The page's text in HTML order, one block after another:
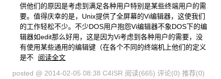
供他们的原因是考虑到满足各种用户特别是某些终端用户的需
要。值得庆幸的是，Unix提供了全屏幕的Vi编辑器，这使我们
的工作轻松不少。不少DOS用户抱怨Vi编辑器不象DOS下的编
辑器如edit那么好用，这是因为Vi考虑到各种用户的需要，没
有使用某些通用的编辑键（在各个不同的终端机上他们的定义
是不
阅读全文
posted @ 2014-02-05 08:38 C4ISR 阅读(665) 评论(0) 推荐(0)